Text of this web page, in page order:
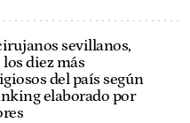
sevillanos,
diez más
del país según
elaborado por